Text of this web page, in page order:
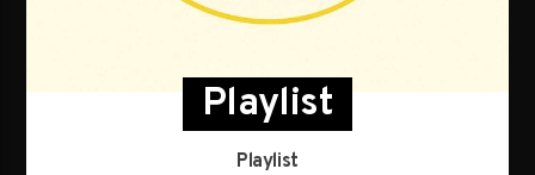
Playlist
Playlist